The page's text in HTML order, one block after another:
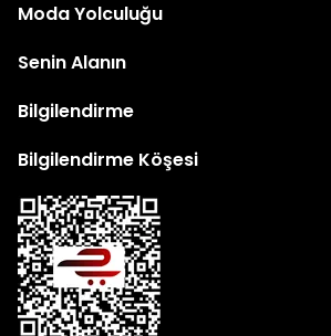
günlük kullanım hem de özel günlerde
çıkabilecek bir parça olarak
Abbra, modaya uygun tasarımlarıyla
marka olup, müşteri memnuniyetini
yansıması olarak öne çıkar. Trendleri
kadınların tercih edebileceği trençkot
dolabında vazgeçilmez bir parça
görünür.
Moda Yolculuğu
Senin Alanın
Bilgilendirme
Bilgilendirme Köşesi